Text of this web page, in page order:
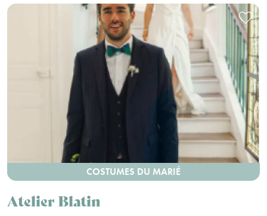
COSTUMES DU MARIÉ
Atelier Blatin